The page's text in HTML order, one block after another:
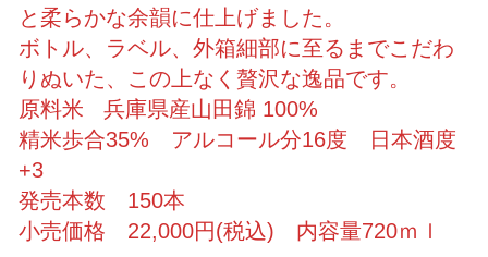
と柔らかな余韻に仕上げました。
ボトル、ラベル、外箱細部に至るまでこだわ
りぬいた、この上なく贅沢な逸品です。
原料米 兵庫県産山田錦 100%
精米歩合35% アルコール分16度 日本酒度
+3
発売本数 150本
小売価格 22,000円(税込) 内容量720ｍｌ